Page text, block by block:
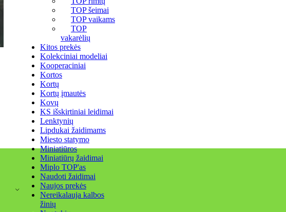
TOP šeimai
TOP vaikams
TOP
vakarėlių
Kitos prekės
Kolekciniai modeliai
Kooperaciniai
Kortos
Kortų
Kortų įmautės
Kovų
KS išskirtiniai leidimai
Lenktynių
Lipdukai žaidimams
Miesto statymo
Miniatiūros
Miniatiūrų žaidimai
Miplo TOP'as
Naudoti žaidimai
Naujos prekės
Nereikalauja kalbos
žinių